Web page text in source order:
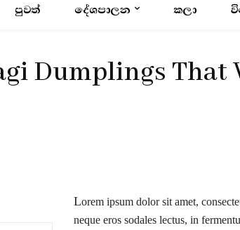
පුවත් දේශපාලන කලා
Dumplings That
Lorem ipsum dolor sit amet,
neque eros sodales lectus, in